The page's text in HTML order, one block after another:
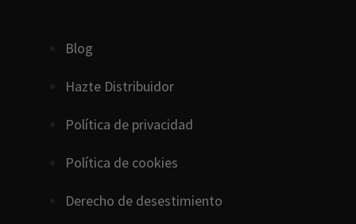
Blog
Hazte Distribuidor
Política de privacidad
Política de cookies
Derecho de desestimiento